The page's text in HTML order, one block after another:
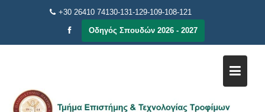
+30 26410 74130-131-129-109-108-121
Οδηγός Σπουδών 2026 - 2027